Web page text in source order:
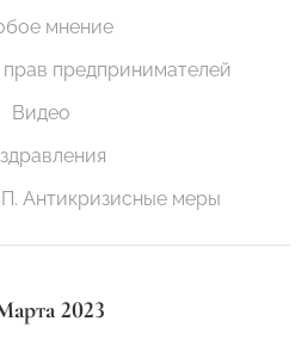
мнение
предпринимателей
Видео
Антикризисные меры
2023